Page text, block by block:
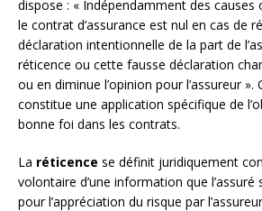
dispose : « Indépendamment des causes
le contrat d’assurance est nul en cas de
déclaration intentionnelle de la part de
réticence ou cette fausse déclaration
ou en diminue l’opinion pour l’assureur
constitue une application spécifique de
bonne foi dans les contrats.
La réticence se définit juridiquement
volontaire d’une information que l’assuré
pour l’appréciation du risque par